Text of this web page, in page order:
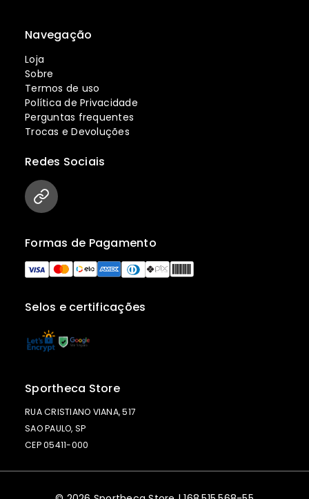
Navegação
Loja
Sobre
Termos de uso
Política de Privacidade
Perguntas frequentes
Trocas e Devoluções
Selos e certificações
Formas de Pagamento
Redes Sociais
Sportheca Store
RUA CRISTIANO VIANA, 517
SAO PAULO, SP
CEP 05411-000